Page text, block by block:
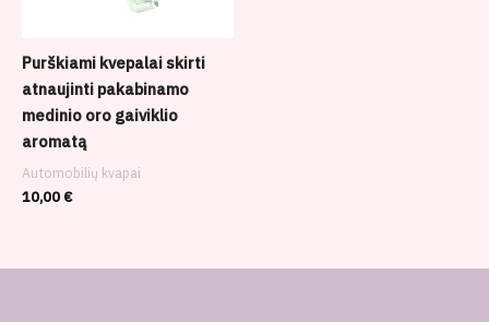
Purškiami kvepalai skirti
atnaujinti pakabinamo
medinio oro gaiviklio
aromatą
Automobilių kvapai
10,00 €